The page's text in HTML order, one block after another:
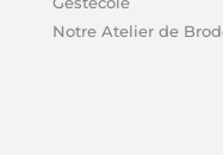
Notre Atelier de